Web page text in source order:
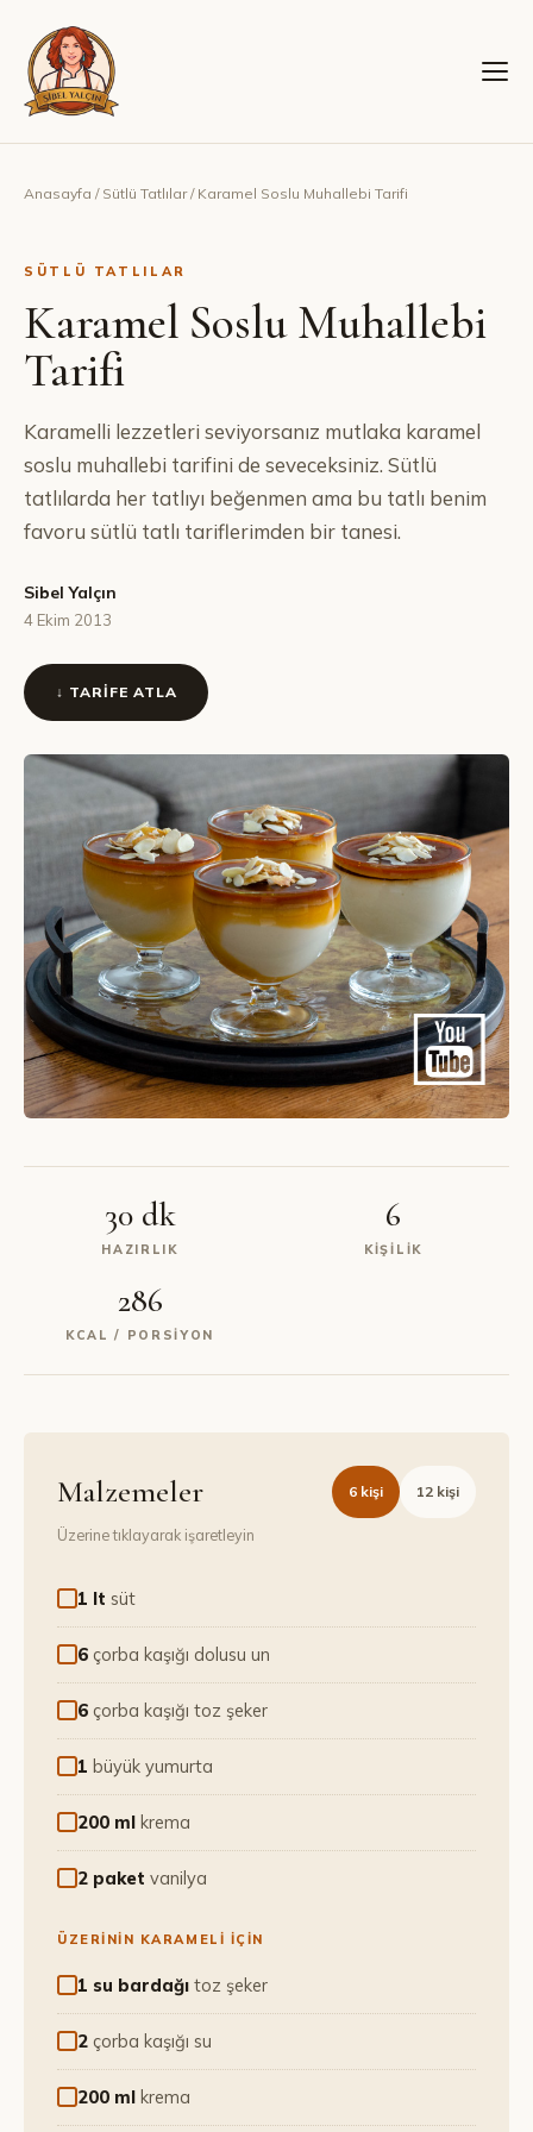
Anasayfa / Sütlü Tatlılar/ Karamel Soslu Muhallebi Tarifi
SÜTLÜ TATLILAR
Karamel Soslu Muhallebi
Tarifi
Karamelli lezzetleri seviyorsanız mutlaka karamel
soslu muhallebi tarifini de seveceksiniz. Sütlü
tatlılarda her tatlıyı beğenmen ama bu tatlı benim
favoru sütlü tatlı tariflerimden bir tanesi.
Sibel Yalçın
4 Ekim 2013
↓ TARIFE ATLA
30 dk
HAZIRLIK
6
KIŞILIK
286
KCAL / PORSIYON
Malzemeler 6 kişi 12 kişi
Üzerine tıklayarak işaretleyin
1 lt süt
6 çorba kaşığı dolusu un
6 çorba kaşığı toz şeker
1 büyük yumurta
200 ml krema
2 paket vanilya
ÜZERININ KARAMELI İÇIN
1 su bardağı toz şeker
2 çorba kaşığı su
200 ml krema